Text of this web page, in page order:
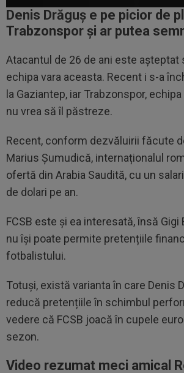
Denis Drăguș e pe picior de
Trabzonspor și ar putea
Atacantul de 26 de ani este așteptat
echipa vara aceasta. Recent i s-a
la Gaziantep, iar Trabzonspor,
nu vrea să îl păstreze.
Recent, conform dezvăluirii făcute
Marius Șumudică, internaționalul
ofertă din Arabia Saudită, cu un
de dolari pe an.
FCSB este și ea interesată, însă Gigi
nu își poate permite pretențiile
fotbalistului.
Totuși, există varianta în care Denis
reducă pretențiile în schimbul
vedere că FCSB joacă în cupele
sezon.
Video rezumat meci amical